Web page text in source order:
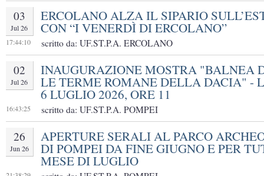
03
Jul 26
ERCOLANO ALZA IL SIPARIO
CON “I VENERDÌ DI ERCOLANO”
17:44:10 scritto da: UF.ST.P.A. ERCOLANO
02
Jul 26
INAUGURAZIONE MOSTRA "BALNEA
LE TERME ROMANE DELLA DACIA" -
6 LUGLIO 2026, ORE 11
16:43:25 scritto da: UF.ST.P.A. POMPEI
26
Jun 26
APERTURE SERALI AL PARCO
DI POMPEI DA FINE GIUGNO E PER
MESE DI LUGLIO